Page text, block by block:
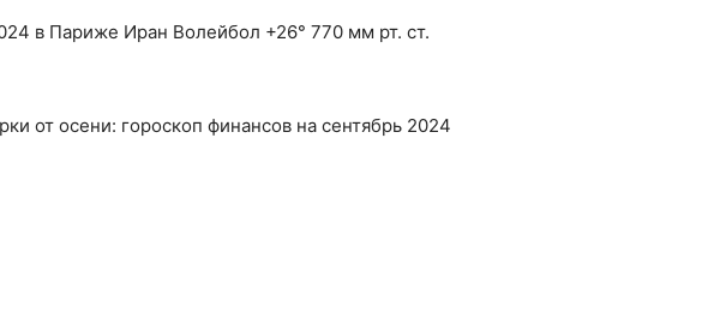
в Париже Иран Волейбол +26° 770 мм рт. ст.
от осени: гороскоп финансов на сентябрь 2024